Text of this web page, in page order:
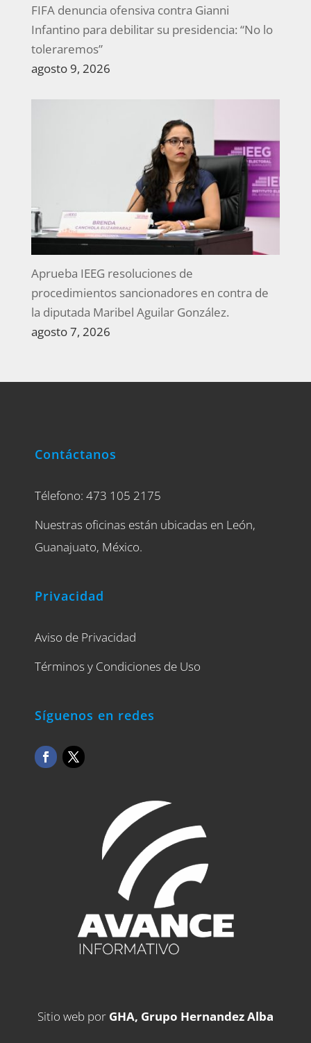
FIFA denuncia ofensiva contra Gianni
Infantino para debilitar su presidencia: “No lo
toleraremos”
agosto 9, 2026
Aprueba IEEG resoluciones de
procedimientos sancionadores en contra de
la diputada Maribel Aguilar González.
agosto 7, 2026
Contáctanos
Télefono: 473 105 2175
Nuestras oficinas están ubicadas en León,
Guanajuato, México.
Privacidad
Aviso de Privacidad
Términos y Condiciones de Uso
Síguenos en redes
Sitio web por GHA, Grupo Hernandez Alba